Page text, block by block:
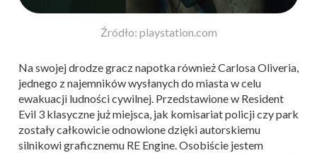
Źródło: playstation.com
Na swojej drodze gracz napotka również Carlosa Oliveria,
jednego z najemników wysłanych do miasta w celu
ewakuacji ludności cywilnej. Przedstawione w Resident
Evil 3 klasyczne już miejsca, jak komisariat policji czy park
zostały całkowicie odnowione dzięki autorskiemu
silnikowi graficznemu RE Engine. Osobiście jestem